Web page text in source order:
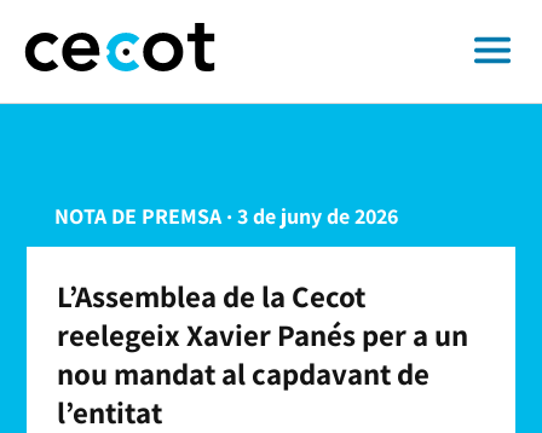
NOTA DE PREMSA · 3 de juny de 2026
L’Assemblea de la Cecot
reelegeix Xavier Panés per a un
nou mandat al capdavant de
l’entitat